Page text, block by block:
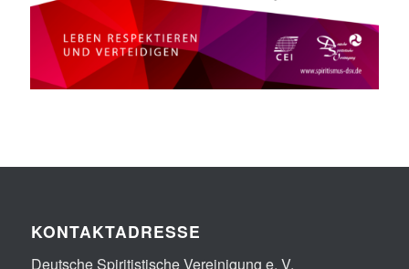
KONTAKTADRESSE
Deutsche Spiritistische Vereinigung e. V.